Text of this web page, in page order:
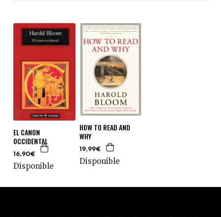
EL CANON
OCCIDENTAL
16,90€
Disponible
HOW TO READ AND
WHY
19,99€
Disponible